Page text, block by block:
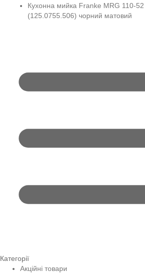
Кухонна мийка Franke MRG 110-
(125.0755.506) чорний матовий
Категорії
Акційні товари